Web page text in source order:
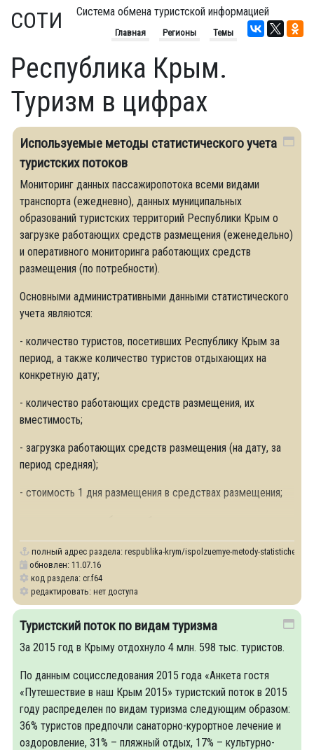
СОТИ Система обмена туристской информацией
Главная Регионы Темы
Республика Крым.
Туризм в цифрах
Используемые методы статистического учета
туристских потоков
Мониторинг данных пассажиропотока всеми видами
транспорта (ежедневно), данных муниципальных
образований туристских территорий Республики Крым о
загрузке работающих средств размещения (еженедельно)
и оперативного мониторинга работающих средств
размещения (по потребности).
Основными административными данными статистического
учета являются:
- количество туристов, посетивших Республику Крым за
период, а также количество туристов отдыхающих на
конкретную дату;
- количество работающих средств размещения, их
вместимость;
- загрузка работающих средств размещения (на дату, за
период средняя);
- стоимость 1 дня размещения в средствах размещения;
полный адрес раздела: respublika-krym/ispolzuemye-metody-
обновлен: 11.07.16
код раздела: cr.f64
редактировать: нет доступа
Туристский поток по видам туризма
За 2015 год в Крыму отдохнуло 4 млн. 598 тыс. туристов.
По данным социсследования 2015 года «Анкета гостя
«Путешествие в наш Крым 2015» туристский поток в 2015
году распределен по видам туризма следующим образом:
36% туристов предпочли санаторно-курортное лечение и
оздоровление, 31% – пляжный отдых, 17% – культурно-